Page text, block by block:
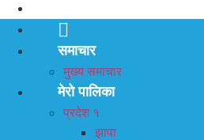
समाचार
मुख्य समाचार
मेरो पालिका
प्रदेश १
झापा